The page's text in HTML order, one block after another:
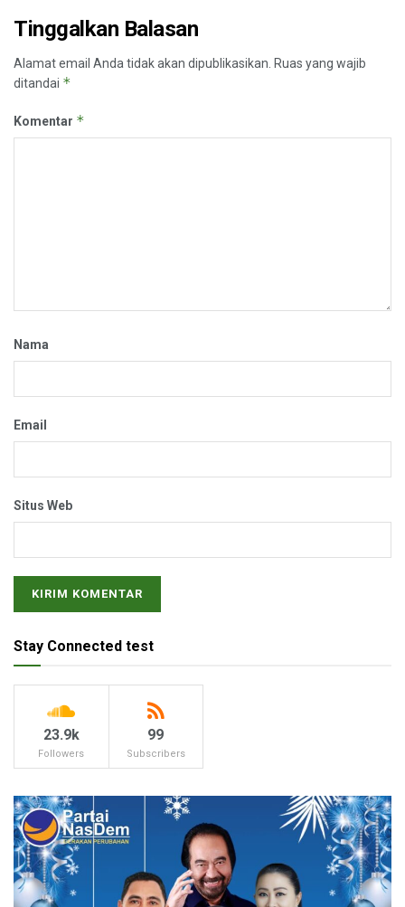
Tinggalkan Balasan
Alamat email Anda tidak akan dipublikasikan. Ruas yang wajib
ditandai *
Komentar *
Nama
Email
Situs Web
Stay Connected test
23.9k
Followers
99
Subscribers